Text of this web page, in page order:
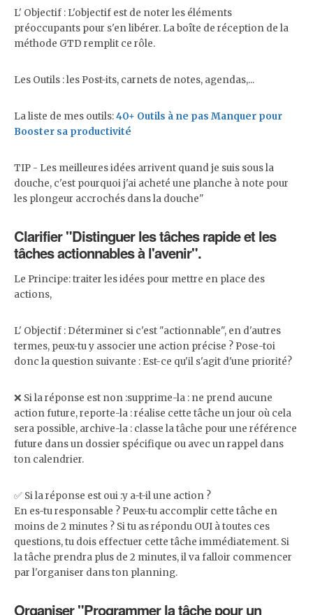
L' Objectif : L'objectif est de noter les éléments
préoccupants pour s'en libérer. La boîte de réception de la
méthode GTD remplit ce rôle.
Les Outils : les Post-its, carnets de notes, agendas,...
La liste de mes outils:40+ Outils à ne pas Manquer pour
Booster sa productivité
TIP - Les meilleures idées arrivent quand je suis sous la
douche, c'est pourquoi j'ai acheté une planche à note pour
les plongeur accrochés dans la douche"
Clarifier "Distinguer les tâches rapide et les
tâches actionnables à l'avenir".
Le Principe: traiter les idées pour mettre en place des
actions,
L' Objectif : Déterminer si c'est "actionnable", en d'autres
termes, peux-tu y associer une action précise ? Pose-toi
donc la question suivante : Est-ce qu'il s'agit d'une priorité?
❌ Si la réponse est non :supprime-la : ne prend aucune
action future, reporte-la : réalise cette tâche un jour où cela
sera possible, archive-la : classe la tâche pour une référence
future dans un dossier spécifique ou avec un rappel dans
ton calendrier.
✅ Si la réponse est oui :y a-t-il une action ?
En es-tu responsable ? Peux-tu accomplir cette tâche en
moins de 2 minutes ? Si tu as répondu OUI à toutes ces
questions, tu dois effectuer cette tâche immédiatement. Si
la tâche prendra plus de 2 minutes, il va falloir commencer
par l'organiser dans ton planning.
Organiser "Programmer la tâche pour un